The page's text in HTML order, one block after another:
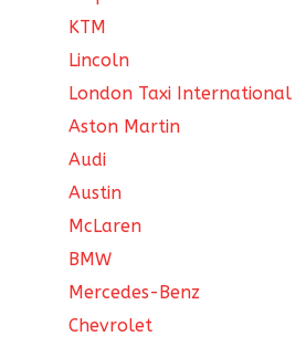
KTM
Lincoln
London Taxi International
Aston Martin
Audi
Austin
McLaren
BMW
Mercedes-Benz
Chevrolet